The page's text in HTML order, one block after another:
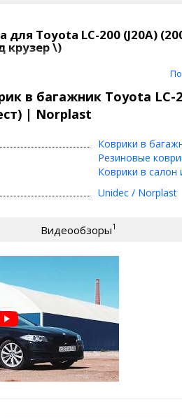
для Toyota LC-200 (J20A)
крузер \)
коврик в багажник Norplast
123х145x2 см, 3.5 кг
200 2012-2015
200 2012-2015
в багажник Norplast:
3 см
багажника
+50 градусов
веществам
в багажник Toyota LC-
| Norplast
Коврики в
Резиновые
Коврики в салон
Unidec / Norplast
Видеообзоры1